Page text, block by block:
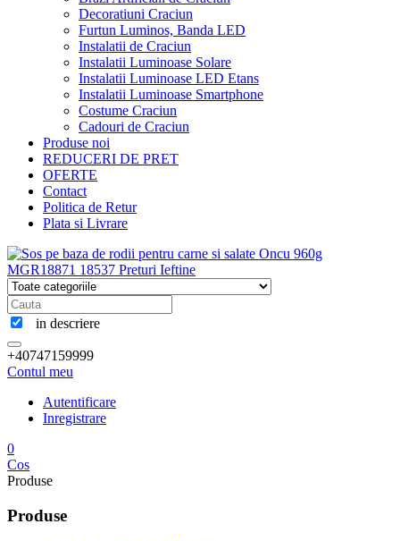
Decoratiuni Craciun
Furtun Luminos, Banda LED
Instalatii de Craciun
Instalatii Luminoase Solare
Instalatii Luminoase LED Etans
Instalatii Luminoase Smartphone
Costume Craciun
Cadouri de Craciun
Produse noi
REDUCERI DE PRET
OFERTE
Contact
Politica de Retur
Plata si Livrare
in descriere
+40747159999
Contul meu
Autentificare
Inregistrare
0
Cos
Produse
Produse